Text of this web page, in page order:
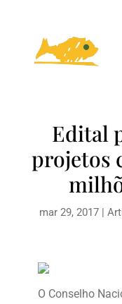
Edital
projetos
mar 29, 2017|
O Conselho